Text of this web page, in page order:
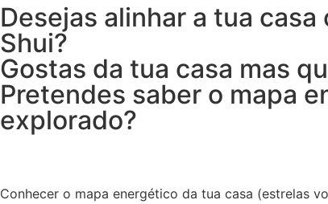
Desejas alinhar a tua
Shui?
Gostas da tua casa mas
Pretendes saber o mapa
explorado?
Conhecer o mapa energético da tua casa (estrelas